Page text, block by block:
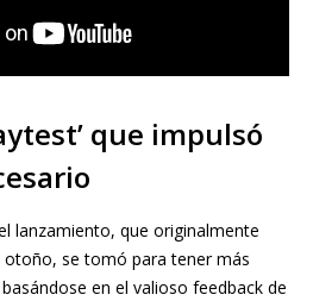
que impulsó
lanzamiento, que originalmente
se tomó para tener más
en el valioso feedback de